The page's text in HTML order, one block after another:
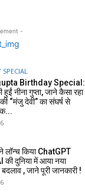
-
SPECIAL
Birthday Special:
नीना गुप्ता, जाने कैसा रहा
“मंजु देवी” का संघर्ष से
लॉन्च किया ChatGPT
दुनिया में आया नया
बदलाव , जाने पूरी जानकारी !